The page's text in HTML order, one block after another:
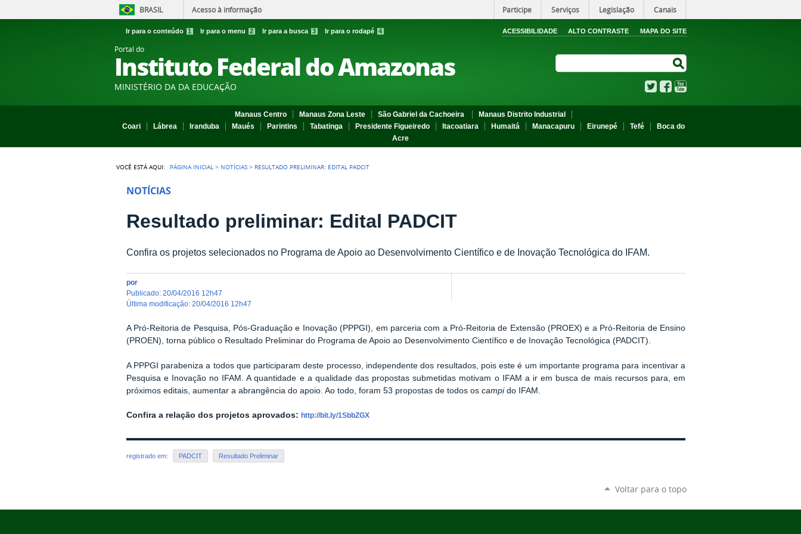
BRASIL Acesso à informação Participe Serviços Legislação Canais
Ir para o conteúdo 1 Ir para o menu 2 Ir para a busca 3 Ir para o rodapé 4 ACESSIBILIDADE ALTO CONTRASTE MAPA DO SITE
Portal do
Instituto Federal do Amazonas
MINISTÉRIO DA DA EDUCAÇÃO TwitterFacebook
Manaus Centro Manaus Zona Leste São Gabriel da Cachoeira
Manaus Distrito Industrial
Coari
Lábrea Iranduba Maués Parintins Tabatinga Presidente Figueiredo Itacoatiara Humaitá Manacapuru Eirunepé Tefé
Boca do
Acre
VOCÊ ESTÁ AQUI: PÁGINA INICIAL > NOTÍCIAS > RESULTADO PRELIMINAR: EDITAL PADCIT
NOTÍCIAS
Resultado preliminar: Edital PADCIT
Confira os projetos selecionados no Programa de Apoio ao Desenvolvimento Científico e de Inovação Tecnológica do IFAM.
por
publicado: 20/04/2016 12h47
última modificação: 20/04/2016 12h47
A Pró-Reitoria de Pesquisa, Pós-Graduação e Inovação (PPPGI), em parceria com a Pró-Reitoria de Extensão (PROEX) e a Pró-Reitoria de Ensino
(PROEN), torna público o Resultado Preliminar do Programa de Apoio ao Desenvolvimento Científico e de Inovação Tecnológica (PADCIT).
A PPPGI parabeniza a todos que participaram deste processo, independente dos resultados, pois este é um importante programa para incentivar a
Pesquisa e Inovação no IFAM. A quantidade e a qualidade das propostas submetidas motivam o IFAM a ir em busca de mais recursos para, em
próximos editais, aumentar a abrangência do apoio. Ao todo, foram 53 propostas de todos os campido IFAM.
Confira a relação dos projetos aprovados: http://bit.ly/1SbbZGX
registrado em: PADCIT Resultado Preliminar
Voltar para o topo